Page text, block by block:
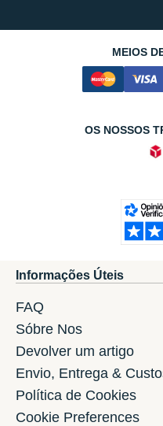
MEIOS
OS NOSSOS
Informações Úteis
FAQ
Sóbre Nos
Devolver um artigo
Envio, Entrega &
Política de Cookies
Cookie Preferences